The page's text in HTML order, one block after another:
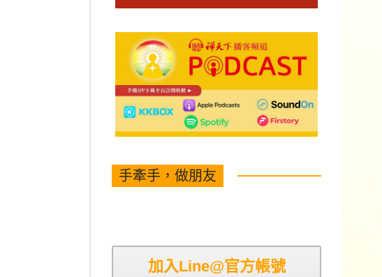
手牽手，做朋友
加入Line@官方帳號